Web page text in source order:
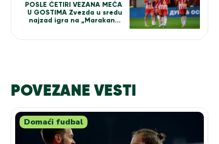
POSLE ČETIRI VEZANA MEČA
U GOSTIMA Zvezda u sredu
najzad igra na „Marakani“,
POVEZANE VESTI
Domaći fudbal